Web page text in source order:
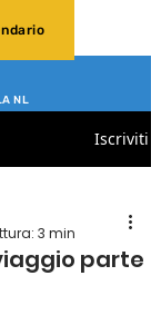
NL
Iscriviti
parte
3 min